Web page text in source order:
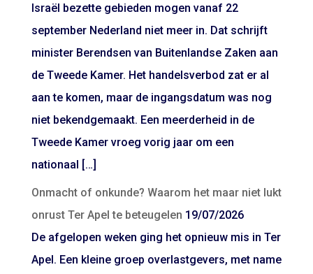
Israël bezette gebieden mogen vanaf 22
september Nederland niet meer in. Dat schrijft
minister Berendsen van Buitenlandse Zaken aan
de Tweede Kamer. Het handelsverbod zat er al
aan te komen, maar de ingangsdatum was nog
niet bekendgemaakt. Een meerderheid in de
Tweede Kamer vroeg vorig jaar om een
nationaal […]
Onmacht of onkunde? Waarom het maar niet lukt
onrust Ter Apel te beteugelen 19/07/2026
De afgelopen weken ging het opnieuw mis in Ter
Apel. Een kleine groep overlastgevers, met name